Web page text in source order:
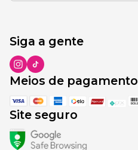
Siga a gente
Meios de pagamento
Site seguro